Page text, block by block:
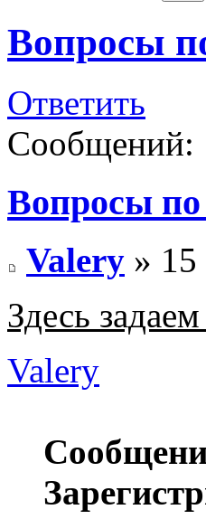
Вопросы
Ответить
Сообщений:
Вопросы по
Valery » 15
Здесь
Valery